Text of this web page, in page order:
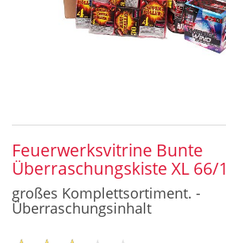
Feuerwerksvitrine Bunte
Überraschungskiste XL 66/1
großes Komplettsortiment. -
Überraschungsinhalt